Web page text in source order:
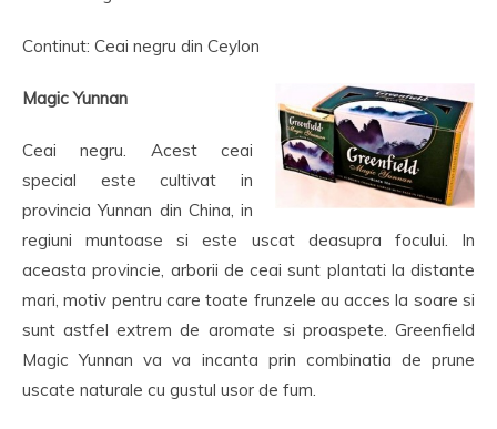
Continut: Ceai negru din Ceylon
Magic Yunnan
Ceai negru. Acest ceai
special este cultivat in
provincia Yunnan din China, in
regiuni muntoase si este uscat deasupra focului. In
aceasta provincie, arborii de ceai sunt plantati la distante
mari, motiv pentru care toate frunzele au acces la soare si
sunt astfel extrem de aromate si proaspete. Greenfield
Magic Yunnan va va incanta prin combinatia de prune
uscate naturale cu gustul usor de fum.